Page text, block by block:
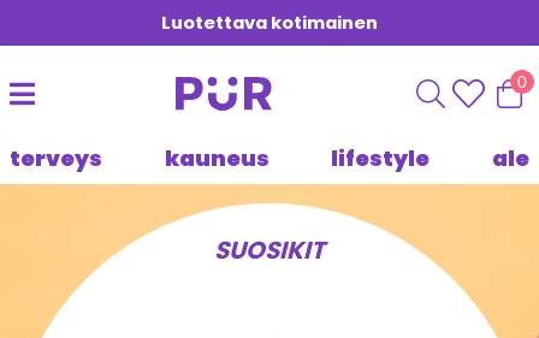
Luotettava kotimainen
0
terveys kauneus lifestyle ale
SUOSIKIT